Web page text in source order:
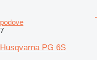
podove
7
Husqvarna PG 6S